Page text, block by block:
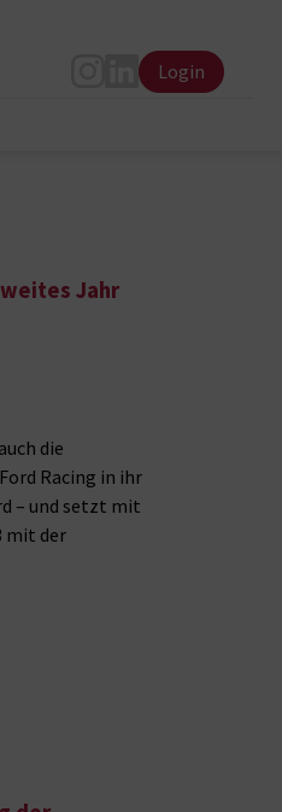
Instagram
LinkedIn
Login
Jahr
die
Racing in ihr
– und setzt mit
mit der